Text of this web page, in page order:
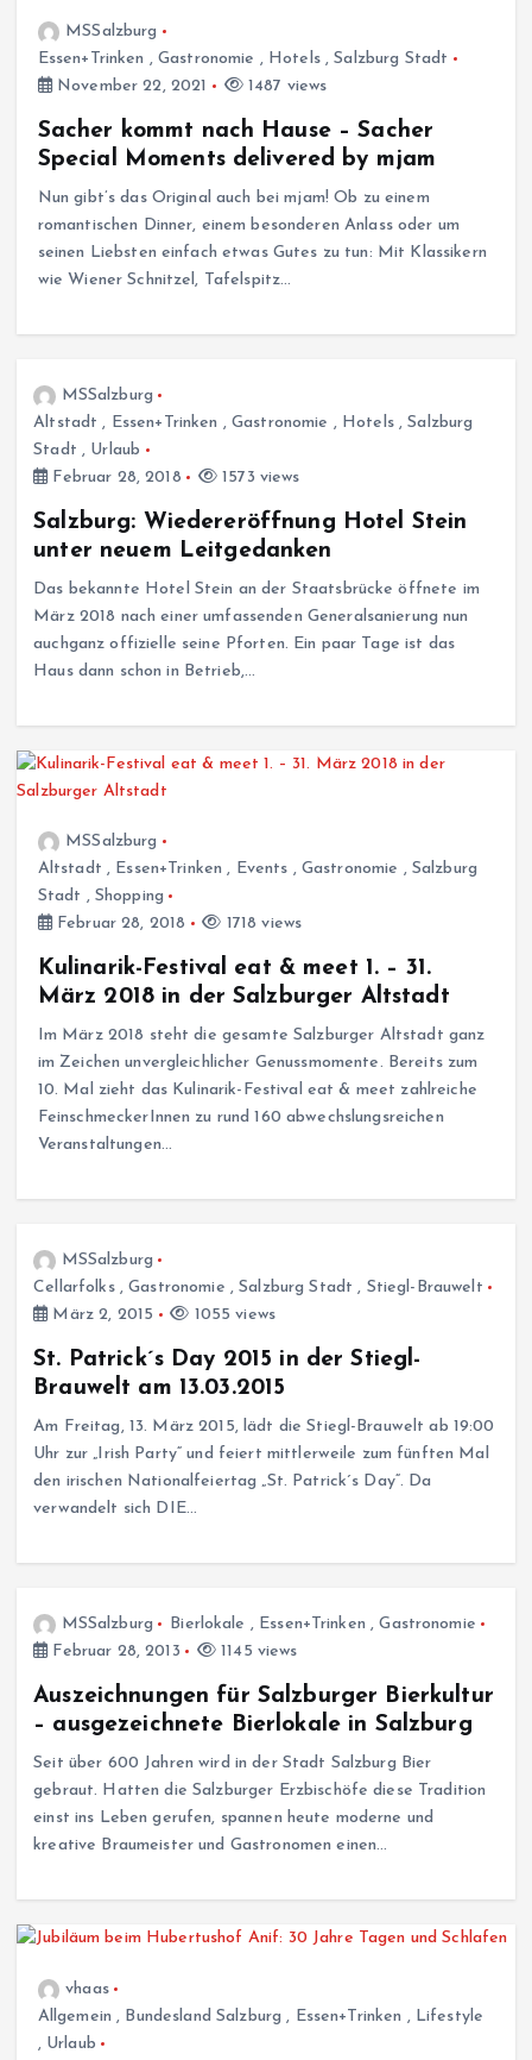
MSSalzburg
Essen+Trinken , Gastronomie , Hotels,Salzburg Stadt
November 22, 2021
1487 views
Sacher kommt nach Hause – Sacher
Special Moments delivered by mjam
Nun gibt’s das Original auch bei mjam! Ob zu einem
romantischen Dinner, einem besonderen Anlass oder um
seinen Liebsten einfach etwas Gutes zu tun: Mit Klassikern
wie Wiener Schnitzel, Tafelspitz…
MSSalzburg
Altstadt , Essen+Trinken ,Gastronomie , Hotels,Salzburg
Stadt , Urlaub
Februar 28, 2018
1573 views
Salzburg: Wiedereröffnung Hotel Stein
unter neuem Leitgedanken
Das bekannte Hotel Stein an der Staatsbrücke öffnete im
März 2018 nach einer umfassenden Generalsanierung nun
auchganz offizielle seine Pforten. Ein paar Tage ist das
Haus dann schon in Betrieb,…
MSSalzburg
Altstadt , Essen+Trinken , Events , Gastronomie , Salzburg
Stadt , Shopping
Februar 28, 2018
1718 views
Kulinarik-Festival eat & meet 1. – 31.
März 2018 in der Salzburger Altstadt
Im März 2018 steht die gesamte Salzburger Altstadt ganz
im Zeichen unvergleichlicher Genussmomente. Bereits zum
10. Mal zieht das Kulinarik-Festival eat & meet zahlreiche
FeinschmeckerInnen zu rund 160 abwechslungsreichen
Veranstaltungen…
MSSalzburg
Cellarfolks,Gastronomie ,Salzburg Stadt , Stiegl-Brauwelt
März 2, 2015
1055 views
St. Patrick´s Day 2015 in der Stiegl-
Brauwelt am 13.03.2015
Am Freitag, 13. März 2015, lädt die Stiegl-Brauwelt ab 19:00
Uhr zur „Irish Party“ und feiert mittlerweile zum fünften Mal
den irischen Nationalfeiertag „St. Patrick´s Day“. Da
verwandelt sich DIE…
MSSalzburg Bierlokale , Essen+Trinken ,Gastronomie
Februar 28, 2013
1145 views
Auszeichnungen für Salzburger Bierkultur
– ausgezeichnete Bierlokale in Salzburg
Seit über 600 Jahren wird in der Stadt Salzburg Bier
gebraut. Hatten die Salzburger Erzbischöfe diese Tradition
einst ins Leben gerufen, spannen heute moderne und
kreative Braumeister und Gastronomen einen…
vhaas
Allgemein , Bundesland Salzburg , Essen+Trinken , Lifestyle
, Urlaub